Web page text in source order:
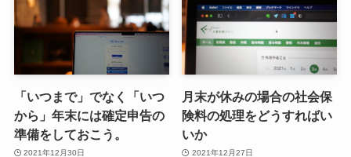
「いつまで」でなく「いつ
から」年末には確定申告の
準備をしておこう。
2021年12月30日
月末が休みの場合の社会保
険料の処理をどうすればい
いか
2021年12月27日